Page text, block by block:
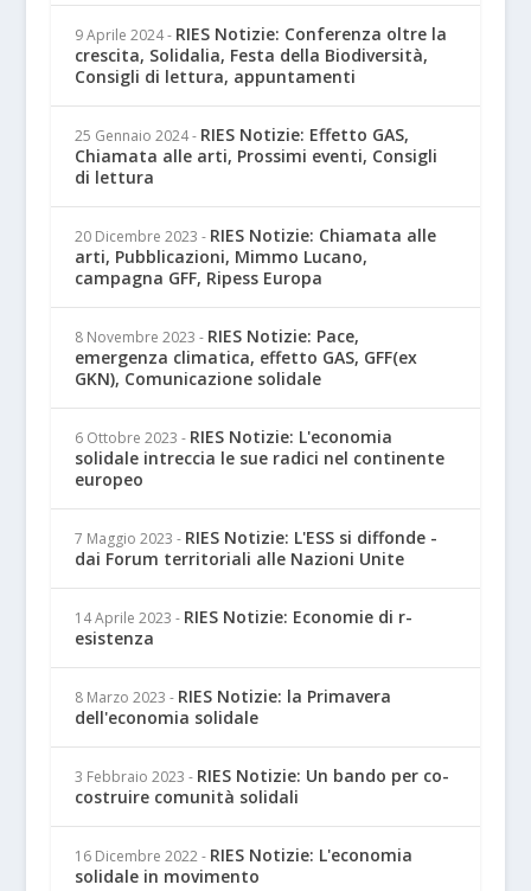
9 Aprile 2024 - RIES Notizie: Conferenza oltre la
crescita, Solidalia, Festa della Biodiversità,
Consigli di lettura, appuntamenti
25 Gennaio 2024 - RIES Notizie: Effetto GAS,
Chiamata alle arti, Prossimi eventi, Consigli
di lettura
20 Dicembre 2023 - RIES Notizie: Chiamata alle
arti, Pubblicazioni, Mimmo Lucano,
campagna GFF, Ripess Europa
8 Novembre 2023 - RIES Notizie: Pace,
emergenza climatica, effetto GAS, GFF(ex
GKN), Comunicazione solidale
6 Ottobre 2023 - RIES Notizie: L'economia
solidale intreccia le sue radici nel continente
europeo
7 Maggio 2023 - RIES Notizie: L'ESS si diffonde -
dai Forum territoriali alle Nazioni Unite
14 Aprile 2023 - RIES Notizie: Economie di r-
esistenza
8 Marzo 2023 - RIES Notizie: la Primavera
dell'economia solidale
3 Febbraio 2023 - RIES Notizie: Un bando per co-
costruire comunità solidali
16 Dicembre 2022 - RIES Notizie: L'economia
solidale in movimento